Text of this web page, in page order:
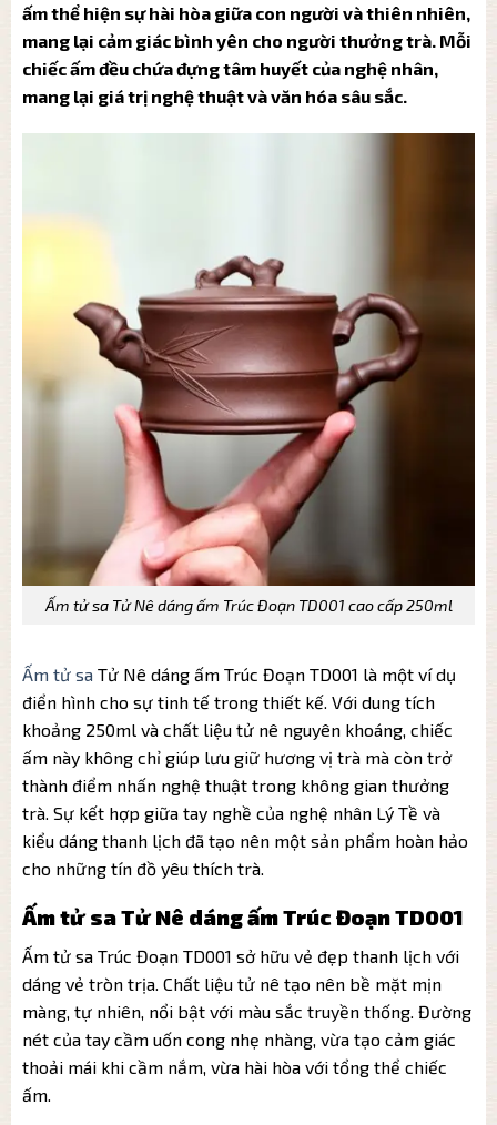
ấm thể hiện sự hài hòa giữa con người và thiên nhiên,
mang lại cảm giác bình yên cho người thưởng trà. Mỗi
chiếc ấm đều chứa đựng tâm huyết của nghệ nhân,
mang lại giá trị nghệ thuật và văn hóa sâu sắc.
Ấm tử sa Tử Nê dáng ấm Trúc Đoạn TD001 cao cấp 250ml
Ấm tử sa Tử Nê dáng ấm Trúc Đoạn TD001 là một ví dụ
điển hình cho sự tinh tế trong thiết kế. Với dung tích
khoảng 250ml và chất liệu tử nê nguyên khoáng, chiếc
ấm này không chỉ giúp lưu giữ hương vị trà mà còn trở
thành điểm nhấn nghệ thuật trong không gian thưởng
trà. Sự kết hợp giữa tay nghề của nghệ nhân Lý Tề và
kiểu dáng thanh lịch đã tạo nên một sản phẩm hoàn hảo
cho những tín đồ yêu thích trà.
Ấm tử sa Tử Nê dáng ấm Trúc Đoạn TD001
Ấm tử sa Trúc Đoạn TD001 sở hữu vẻ đẹp thanh lịch với
dáng vẻ tròn trịa. Chất liệu tử nê tạo nên bề mặt mịn
màng, tự nhiên, nổi bật với màu sắc truyền thống. Đường
nét của tay cầm uốn cong nhẹ nhàng, vừa tạo cảm giác
thoải mái khi cầm nắm, vừa hài hòa với tổng thể chiếc
ấm.